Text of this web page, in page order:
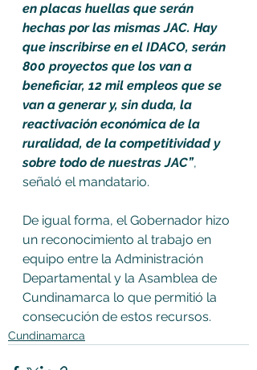
en placas huellas que serán
hechas por las mismas JAC. Hay
que inscribirse en el IDACO, serán
800 proyectos que los van a
beneficiar, 12 mil empleos que se
van a generar y, sin duda, la
reactivación económica de la
ruralidad, de la competitividad y
sobre todo de nuestras JAC”,
señaló el mandatario.
De igual forma, el Gobernador hizo
un reconocimiento al trabajo en
equipo entre la Administración
Departamental y la Asamblea de
Cundinamarca lo que permitió la
consecución de estos recursos.
Cundinamarca